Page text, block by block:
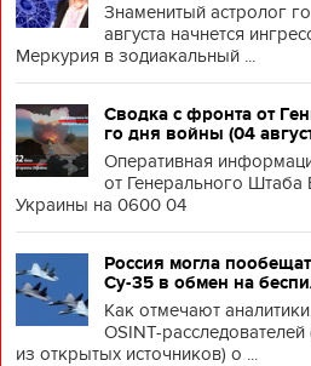
Знаменитый астролог
августа начнется
Меркурия в зодиакальный ...
Сводка с фронта от
го дня войны (04
Оперативная
от Генерального
Украины на 0600 04
Россия могла
Су-35 в обмен на
Как отмечают
OSINT-
из открытых источников) о ...